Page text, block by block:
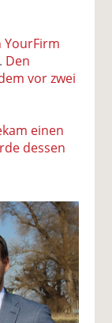
YourFirm
. Den
vor zwei
einen
dessen